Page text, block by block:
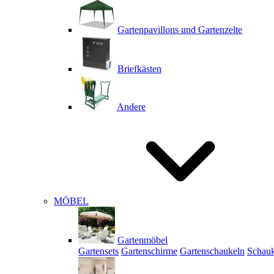
Gartenpavillons und Gartenzelte
Briefkästen
Andere
MÖBEL
Gartenmöbel
Gartensets Gartenschirme Gartenschaukeln